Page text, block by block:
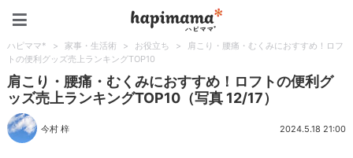
ハピママ* > 家事・生活術 > お役立ち >
肩こり・腰痛・むくみにおすすめ！ロフ
トの便利グッズ売上ランキングTOP10
肩こり・腰痛・むくみにおすすめ！ロフトの便利グ
ッズ売上ランキングTOP10（写真 12/17）
今村 梓 2024.5.18 21:00